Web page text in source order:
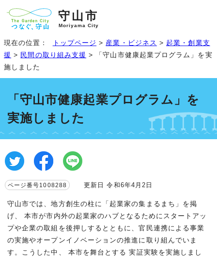
守山市
Moriyama City
現在の位置： トップページ > 産業・ビジネス > 起業・創業支
援 > 民間の取り組み支援 > 「守山市健康起業プログラム」を実
施しました
「守山市健康起業プログラム」を
実施しました
ページ番号1008288 更新日 令和6年4月2日
守山市では、地方創生の柱に「起業家の集まるまち」を掲
げ、 本市が市内外の起業家のハブとなるためにスタートアッ
プや企業の取組を後押しするとともに、官民連携による事業
の実施やオープンイノベーションの推進に取り組んでいま
す。こうした中、 本市を舞台とする 実証実験を実施しまし